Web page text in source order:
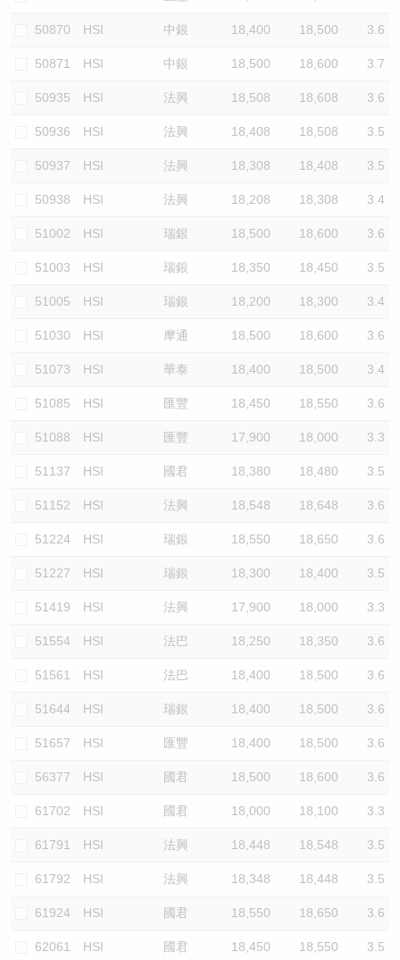
50870 HSI 中銀 18,400 18,500 3.6
50871 HSI 中銀 18,500 18,600 3.7
50935 HSI 法興 18,508 18,608 3.6
50936 HSI 法興 18,408 18,508 3.5
50937 HSI 法興 18,308 18,408 3.5
50938 HSI 法興 18,208 18,308 3.4
51002 HSI 瑞銀 18,500 18,600 3.6
51003 HSI 瑞銀 18,350 18,450 3.5
51005 HSI 瑞銀 18,200 18,300 3.4
51030 HSI 摩通 18,500 18,600 3.6
51073 HSI 華泰 18,400 18,500 3.4
51085 HSI 匯豐 18,450 18,550 3.6
51088 HSI 匯豐 17,900 18,000 3.3
51137 HSI 國君 18,380 18,480 3.5
51152 HSI 法興 18,548 18,648 3.6
51224 HSI 瑞銀 18,550 18,650 3.6
51227 HSI 瑞銀 18,300 18,400 3.5
51419 HSI 法興 17,900 18,000 3.3
51554 HSI 法巴 18,250 18,350 3.6
51561 HSI 法巴 18,400 18,500 3.6
51644 HSI 瑞銀 18,400 18,500 3.6
51657 HSI 匯豐 18,400 18,500 3.6
56377 HSI 國君 18,500 18,600 3.6
61702 HSI 國君 18,000 18,100 3.3
61791 HSI 法興 18,448 18,548 3.5
61792 HSI 法興 18,348 18,448 3.5
61924 HSI 國君 18,550 18,650 3.6
62061 HSI 國君 18,450 18,550 3.5